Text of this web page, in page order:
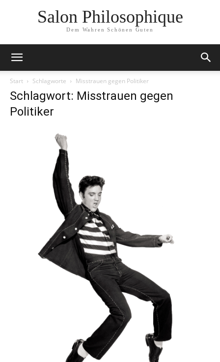
Salon Philosophique
Dem Wahren Schönen Guten
Start Schlagworte Misstrauen gegen Politiker
Schlagwort: Misstrauen gegen
Politiker